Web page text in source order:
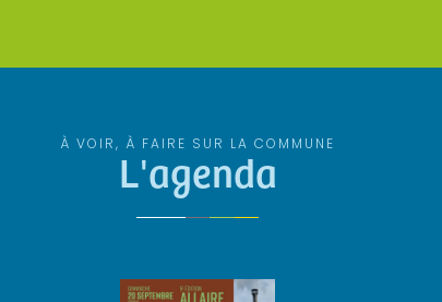
À VOIR, À FAIRE SUR LA COMMUNE
L'agenda